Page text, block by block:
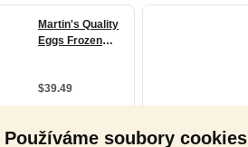
Používáme soubory cookies